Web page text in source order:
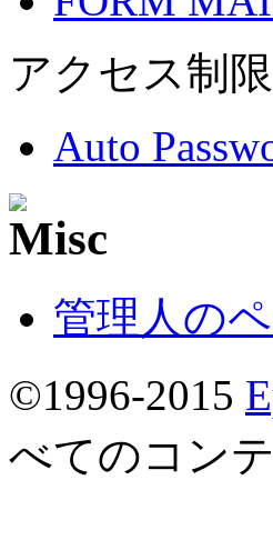
アクセス制限
Auto
管理人の
©1996-2015
べてのコン